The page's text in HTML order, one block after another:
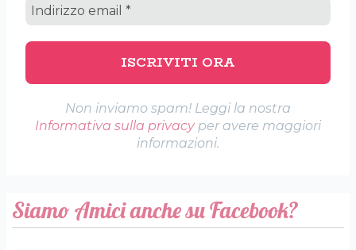
Non inviamo spam! Leggi la nostra
Informativa sulla privacyper avere maggiori
informazioni.
Siamo Amici anche su Facebook?